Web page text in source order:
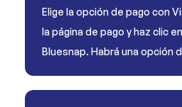
Elige la opción de pago con
la página de pago y haz clic
Bluesnap. Habrá una opción